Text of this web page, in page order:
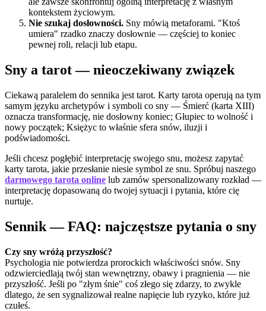
kontekstem życiowym.
Nie szukaj dosłowności. Sny mówią metaforami. "Ktoś
umiera" rzadko znaczy dosłownie — częściej to koniec
pewnej roli, relacji lub etapu.
Sny a tarot — nieoczekiwany związek
Ciekawą paralelem do sennika jest tarot. Karty tarota operują na tym
samym języku archetypów i symboli co sny — Śmierć (karta XIII)
oznacza transformację, nie dosłowny koniec; Głupiec to wolność i
nowy początek; Księżyc to właśnie sfera snów, iluzji i
podświadomości.
Jeśli chcesz pogłębić interpretację swojego snu, możesz zapytać
karty tarota, jakie przesłanie niesie symbol ze snu. Spróbuj naszego
darmowego tarota online lub zamów spersonalizowany rozkład —
interpretację dopasowaną do twojej sytuacji i pytania, które cię
nurtuje.
Sennik — FAQ: najczęstsze pytania o sny
Czy sny wróżą przyszłość?
Psychologia nie potwierdza prorockich właściwości snów. Sny
odzwierciedlają twój stan wewnętrzny, obawy i pragnienia — nie
przyszłość. Jeśli po "złym śnie" coś złego się zdarzy, to zwykle
dlatego, że sen sygnalizował realne napięcie lub ryzyko, które już
czułeś.